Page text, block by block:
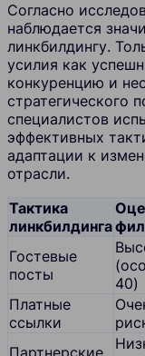
Согласно
наблюдается
линкбилдингу.
усилия как
конкуренцию и
стратегического
специалистов
эффективных
адаптации к
отрасли.
Тактика
линкбилдинга
Гостевые
посты
40)
Платные
ссылки